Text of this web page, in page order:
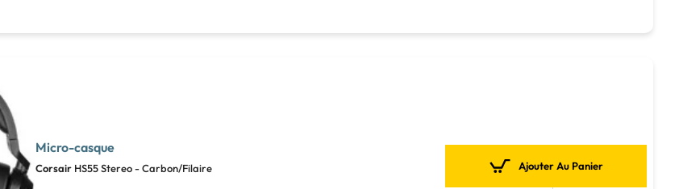
Micro-casque
Corsair HS55 Stereo - Carbon/Filaire Ajouter Au Panier